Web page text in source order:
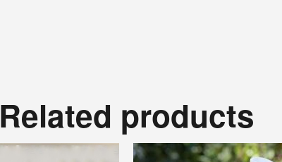
Related products